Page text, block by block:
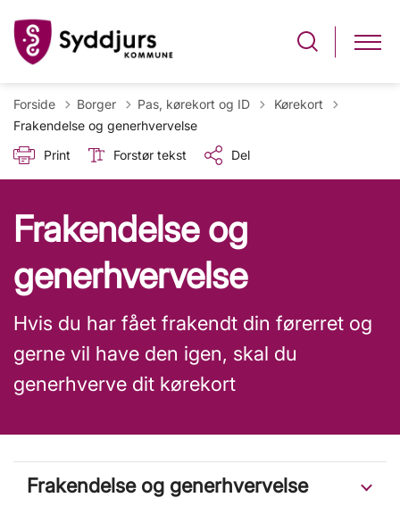
Forside Borger Pas, kørekort og ID Tilbage til
Kørekort
Frakendelse og generhvervelse
Print
Forstør tekst Del
Frakendelse og
generhvervelse
Hvis du har fået frakendt din førerret og
gerne vil have den igen, skal du
generhverve dit kørekort
Frakendelse og generhvervelse